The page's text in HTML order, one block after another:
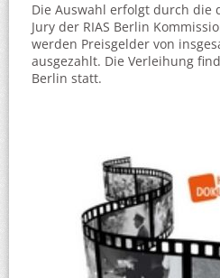
Die Auswahl erfolgt durch die
Jury der RIAS Berlin
werden Preisgelder von
ausgezahlt. Die Verleihung
Berlin statt.